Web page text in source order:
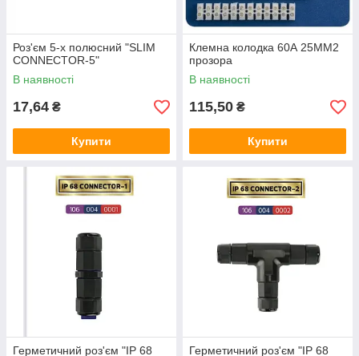
Роз'єм 5-х полюсний "SLIM
CONNECTOR-5"
В наявності
17,64 ₴
Купити
Клемна колодка 60А 25MM2
прозора
В наявності
115,50 ₴
Купити
Герметичний роз'єм "IP 68
Герметичний роз'єм "IP 68